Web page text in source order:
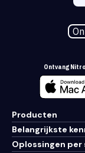
Ontvang
Producten
Belangrijkste
Oplossingen per